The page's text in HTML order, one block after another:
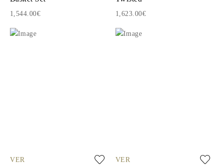
1,544.00€ 1,623.00€
VER VER